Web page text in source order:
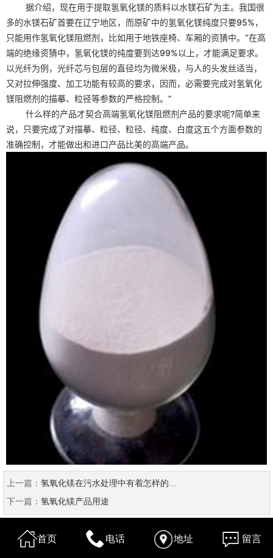
据介绍，现在用于提取氢氧化镁的质料以水镁石矿为主。我国很
多的水镁石矿首要在辽宁地区，而原矿中的氢氧化镁纯度只要95%，
只能用作氢氧化镁阻燃剂，比如用于地铁座椅、车厢的资猜中。“在高
端的绝缘资猜中， 氢氧化镁的纯度要到达99%以上，才能满足要求。
以光纤为例，光纤芯与包层的直径均为微米极，与人的头发丝适当，
又对拉伸强度、加工功能有较高的要求，因而，必需要完成对氢氧化
镁阻燃剂的描摹、粒径等参数的严格控制。”
什么样的产品才契合高端氢氧化镁阻燃剂产品的要求呢?简单来
说，只要完成了对描摹、粒径、粒径、纯度、白度这五个方面参数的
准确控制，才能做出和进口产品比美的高端产品。
上一篇： 氢氧化镁在污水处理中有着怎样的...
下一篇： 氢氧化镁产品用途
首页 电话 地址 留言